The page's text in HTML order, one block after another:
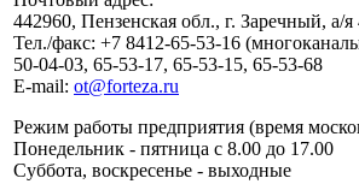
442960, Пензенская обл., г. Заречный, а/я
Тел./факс: +7 8412-65-53-16
50-04-03, 65-53-17, 65-53-15, 65-53-68
E-mail: ot@forteza.ru
Режим работы предприятия (время
Понедельник - пятница с 8.00 до 17.00
Суббота, воскресенье - выходные